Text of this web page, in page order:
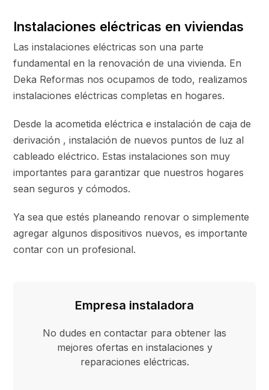
Instalaciones eléctricas en viviendas
Las instalaciones eléctricas son una parte
fundamental en la renovación de una vivienda. En
Deka Reformas nos ocupamos de todo, realizamos
instalaciones eléctricas completas en hogares.
Desde la acometida eléctrica e instalación de caja de
derivación , instalación de nuevos puntos de luz al
cableado eléctrico. Estas instalaciones son muy
importantes para garantizar que nuestros hogares
sean seguros y cómodos.
Ya sea que estés planeando renovar o simplemente
agregar algunos dispositivos nuevos, es importante
contar con un profesional.
Empresa instaladora
No dudes en contactar para obtener las
mejores ofertas en instalaciones y
reparaciones eléctricas.